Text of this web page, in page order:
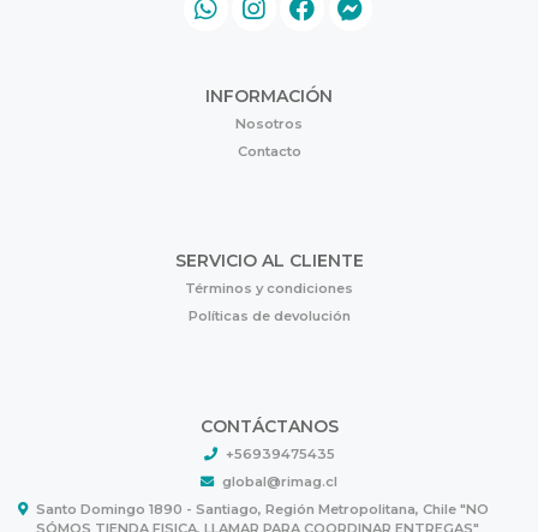
INFORMACIÓN
Nosotros
Contacto
SERVICIO AL CLIENTE
Términos y condiciones
Políticas de devolución
CONTÁCTANOS
+56939475435
global@rimag.cl
Santo Domingo 1890 - Santiago, Región Metropolitana, Chile "NO
SÓMOS TIENDA FISICA, LLAMAR PARA COORDINAR ENTREGAS"